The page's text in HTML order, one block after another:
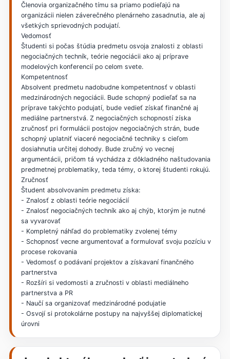
Členovia organizačného tímu sa priamo podieľajú na
organizácii nielen záverečného plenárneho zasadnutia, ale aj
všetkých sprievodných podujatí.
Vedomosť
Študenti si počas štúdia predmetu osvoja znalosti z oblasti
negociačných techník, teórie negociácii ako aj príprave
modelových konferencií po celom svete.
Kompetentnosť
Absolvent predmetu nadobudne kompetentnosť v oblasti
medzinárodných negociácii. Bude schopný podieľať sa na
príprave takýchto podujatí, bude vedieť získať finančné aj
mediálne partnerstvá. Z negociačných schopností získa
zručnosť pri formulácii postojov negociačných strán, bude
schopný uplatniť viaceré negociačné techniky s cieľom
dosiahnutia určitej dohody. Bude zručný vo vecnej
argumentácii, pričom tá vychádza z dôkladného naštudovania
predmetnej problematiky, teda témy, o ktorej študenti rokujú.
Zručnosť
Študent absolvovaním predmetu získa:
- Znalosť z oblasti teórie negociácií
- Znalosť negociačných techník ako aj chýb, ktorým je nutné
sa vyvarovať
- Kompletný náhľad do problematiky zvolenej témy
- Schopnosť vecne argumentovať a formulovať svoju pozíciu v
procese rokovania
- Vedomosť o podávaní projektov a získavaní finančného
partnerstva
- Rozšíri si vedomosti a zručnosti v oblasti mediálneho
partnerstva a PR
- Naučí sa organizovať medzinárodné podujatie
- Osvojí si protokolárne postupy na najvyššej diplomatickej
úrovni